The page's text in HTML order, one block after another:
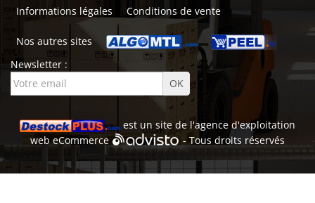
Informations légales
Conditions de vente
Nos autres sites
Newsletter :
est un site de l'agence d'exploitation
webeCommerce - Tous droits réservés